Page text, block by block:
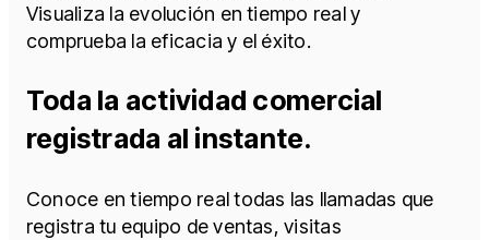
Visualiza la evolución en tiempo real y
comprueba la eficacia y el éxito.​
Toda la actividad comercial
registrada al instante.​
Conoce en tiempo real todas las llamadas que
registra tu equipo de ventas, visitas